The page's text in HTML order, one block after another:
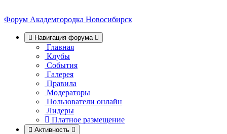
Форум Академгородка Новосибирск
Навигация форума
Главная
Клубы
События
Галерея
Правила
Модераторы
Пользователи онлайн
Лидеры
Платное размещение
Активность